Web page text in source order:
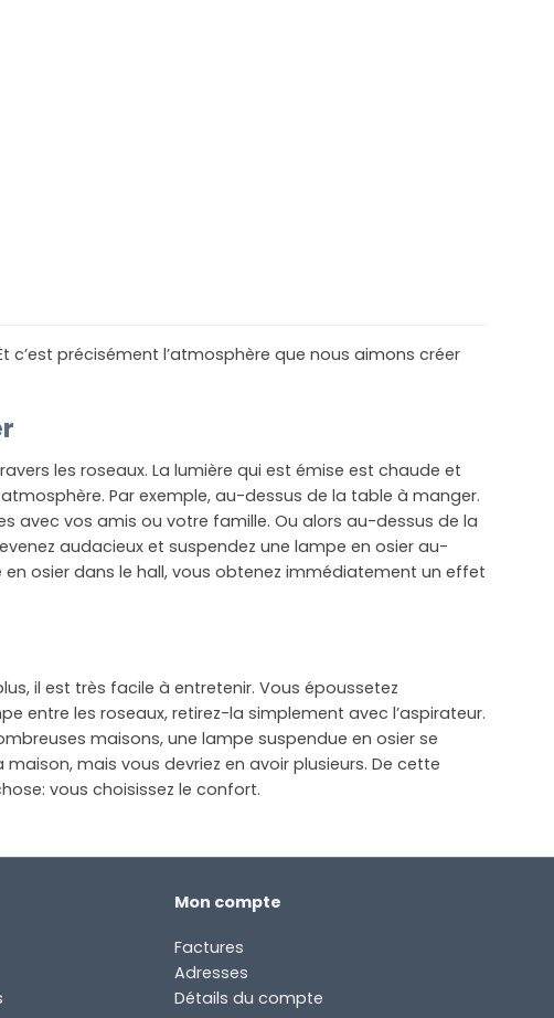
précisément l’atmosphère que nous aimons créer
les roseaux. La lumière qui est émise est chaude et
Par exemple, au-dessus de la table à manger.
avec vos amis ou votre famille. Ou alors au-dessus de la
audacieux et suspendez une lampe en osier au-
osier dans le hall, vous obtenez immédiatement un effet
il est très facile à entretenir. Vous époussetez
entre les roseaux, retirez-la simplement avec l’aspirateur.
maisons, une lampe suspendue en osier se
mais vous devriez en avoir plusieurs. De cette
vous choisissez le confort.
Mon compte
Factures
Adresses
Détails du compte